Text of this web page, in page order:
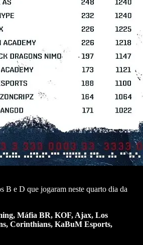
B e D que jogaram neste quarto dia da
Máfia BR, KOF, Ajax, Los
Corinthians, KaBuM Esports,